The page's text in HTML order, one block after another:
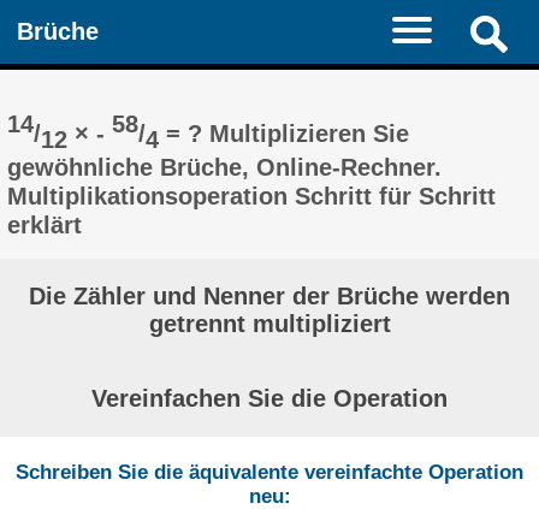
Brüche
14/12 × -58/4 = ? Multiplizieren Sie
gewöhnliche Brüche, Online-Rechner.
Multiplikationsoperation Schritt für Schritt
erklärt
Die Zähler und Nenner der Brüche werden
getrennt multipliziert
Vereinfachen Sie die Operation
Schreiben Sie die äquivalente vereinfachte Operation
neu: